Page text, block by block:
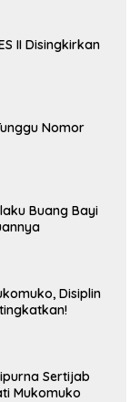
II Disingkirkan
Nomor
Buang Bayi
Disiplin
Sertijab
Mukomuko